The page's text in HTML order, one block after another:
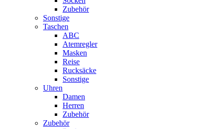
Zubehör
Sonstige
Taschen
ABC
Atemregler
Masken
Reise
Rucksäcke
Sonstige
Uhren
Damen
Herren
Zubehör
Zubehör